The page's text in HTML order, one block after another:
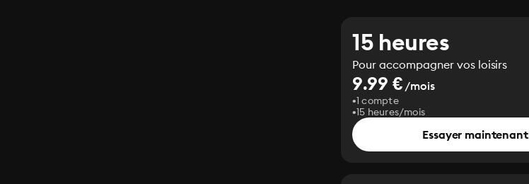
15 heures
Pour accompagner vos loisirs
9.99 €/mois
1 compte
15 heures/mois
Essayer maintenant